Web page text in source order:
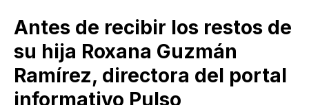
Antes de recibir los restos de
su hija Roxana Guzmán
Ramírez, directora del portal
informativo Pulso